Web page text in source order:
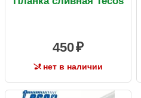
450
нет в наличии